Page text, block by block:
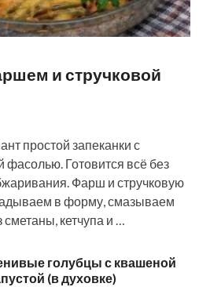
и стручковой
простой запеканки с
Готовится всё без
Фарш и стручковую
в форму, смазываем
кетчупа и …
голубцы с квашеной
(в духовке)